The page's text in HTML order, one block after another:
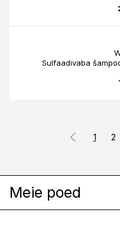
Sulfaadivaba
1 2
Meie poed